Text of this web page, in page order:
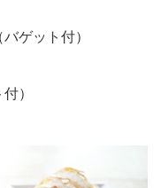
ゲット付）
）